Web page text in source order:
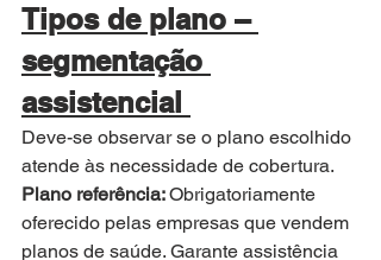
Tipos de plano –
segmentação
assistencial
Deve-se observar se o plano escolhido
atende às necessidade de cobertura.
Plano referência: Obrigatoriamente
oferecido pelas empresas que vendem
planos de saúde. Garante assistência